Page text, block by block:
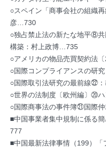
○スペイン「商事会社の組織
彦…730
○独占禁止法の新たな地平⑧
構築：村上政博…735
○アメリカの物品売買契約法
○国際コンプライアンスの研
○国際取引法研究の最前線
○世界の法制度〔欧州編〕⑳
○国際商事法の事件簿㉑国際
■中国事業者集中規制に係る
777
■中国最新法律事情（199）